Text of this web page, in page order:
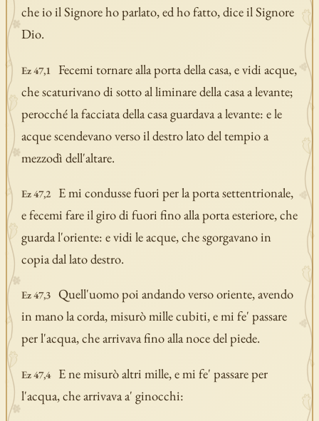
che io il Signore ho parlato, ed ho fatto, dice il Signore
Dio.
Ez 47,1
Fecemi tornare alla porta della casa, e vidi acque,
che scaturivano di sotto al liminare della casa a levante;
perocché la facciata della casa guardava a levante: e le
acque scendevano verso il destro lato del tempio a
mezzodì dell'altare.
Ez 47,2
E mi condusse fuori per la porta settentrionale,
e fecemi fare il giro di fuori fino alla porta esteriore, che
guarda l'oriente: e vidi le acque, che sgorgavano in
copia dal lato destro.
Ez 47,3
Quell'uomo poi andando verso oriente, avendo
in mano la corda, misurò mille cubiti, e mi fe' passare
per l'acqua, che arrivava fino alla noce del piede.
Ez 47,4
E ne misurò altri mille, e mi fe' passare per
l'acqua, che arrivava a' ginocchi: